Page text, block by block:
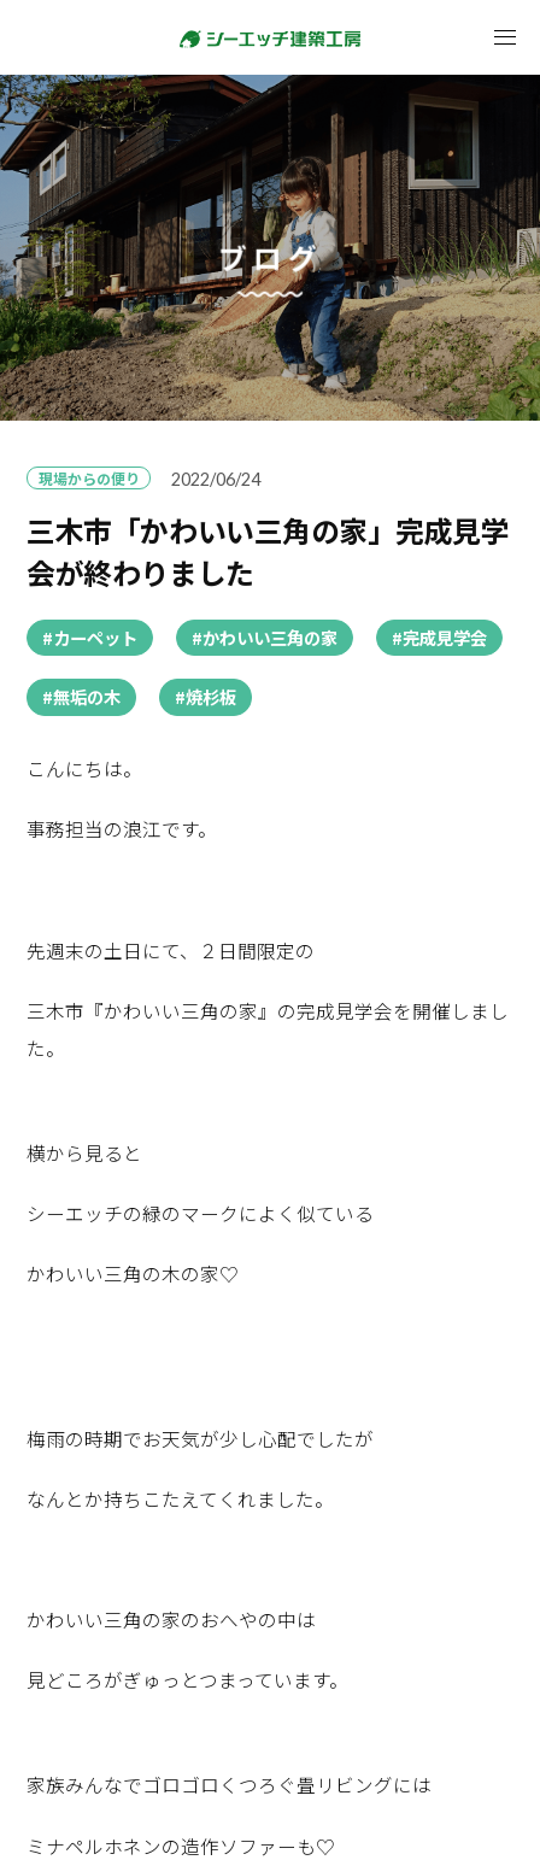
ブログ
現場からの便り 2022/06/24
三木市「かわいい三角の家」完成見学
会が終わりました
#カーペット #かわいい三角の家 #完成見学会
#無垢の木 #焼杉板
こんにちは。
事務担当の浪江です。
先週末の土日にて、２日間限定の
三木市『かわいい三角の家』の完成見学会を開催しまし
た。
横から見ると
シーエッチの緑のマークによく似ている
かわいい三角の木の家♡
梅雨の時期でお天気が少し心配でしたが
なんとか持ちこたえてくれました。
かわいい三角の家のおへやの中は
見どころがぎゅっとつまっています。
家族みんなでゴロゴロくつろぐ畳リビングには
ミナペルホネンの造作ソファーも♡